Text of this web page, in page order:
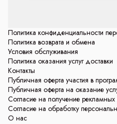
Политика конфиденциальности
Политика возврата и обмена
Условия обслуживания
Политика оказания услуг доставки
Контакты
Публичная оферта участия в
Публичная оферта на оказание
Согласие на получение рекламных
Согласие на обработку
О нас